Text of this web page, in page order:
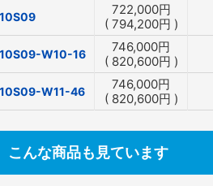
722,000円
( 794,200円 )
W10-16 746,000円
( 820,600円 )
W11-46 746,000円
( 820,600円 )
こんな商品も見ています